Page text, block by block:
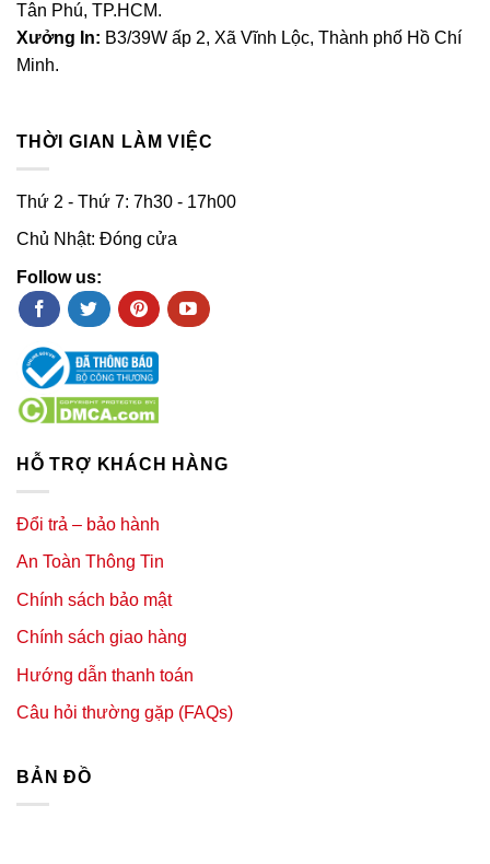
Tân Phú, TP.HCM.
Xưởng In: B3/39W ấp 2, Xã Vĩnh Lộc, Thành phố Hồ Chí
Minh.
THỜI GIAN LÀM VIỆC
Thứ 2 - Thứ 7: 7h30 - 17h00
Chủ Nhật: Đóng cửa
Follow us:
HỖ TRỢ KHÁCH HÀNG
Đổi trả – bảo hành
An Toàn Thông Tin
Chính sách bảo mật
Chính sách giao hàng
Hướng dẫn thanh toán
Câu hỏi thường gặp (FAQs)
BẢN ĐỒ